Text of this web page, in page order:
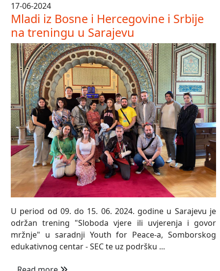
17-06-2024
Mladi iz Bosne i Hercegovine i Srbije
na treningu u Sarajevu
U period od 09. do 15. 06. 2024. godine u Sarajevu je
održan trening "Sloboda vjere ili uvjerenja i govor
mržnje" u saradnji Youth for Peace-a, Somborskog
edukativnog centar - SEC te uz podršku ...